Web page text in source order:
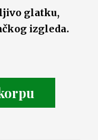
glatku,
izgleda.